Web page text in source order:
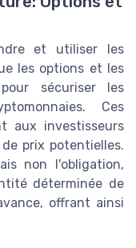
et utiliser les
les options et les
sécuriser les
Ces
aux investisseurs
prix potentielles.
non l'obligation,
déterminée de
offrant ainsi